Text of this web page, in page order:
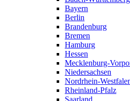
Bayern
Berlin
Brandenburg
Bremen
Hamburg
Hessen
Mecklenburg-
Niedersachsen
Nordrhein-
Rheinland-Pfalz
Saarland